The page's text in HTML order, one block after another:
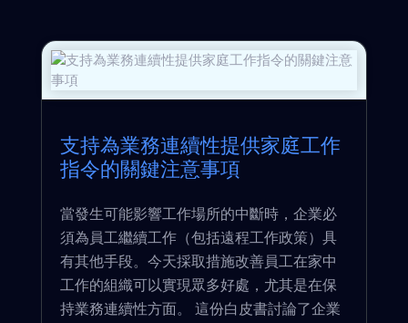
支持為業務連續性提供家庭工作
指令的關鍵注意事項
當發生可能影響工作場所的中斷時，企業必
須為員工繼續工作（包括遠程工作政策）具
有其他手段。今天採取措施改善員工在家中
工作的組織可以實現眾多好處，尤其是在保
持業務連續性方面。 這份白皮書討論了企業